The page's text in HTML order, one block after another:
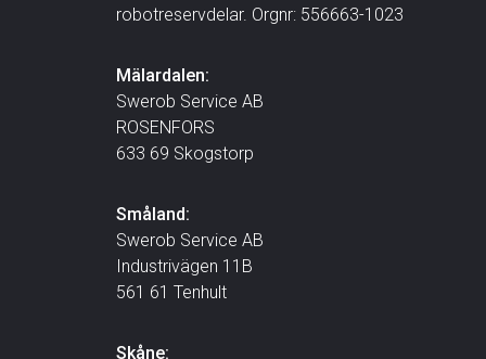
robotreservdelar. Orgnr: 556663-1023
Mälardalen:
Swerob Service AB
ROSENFORS
633 69 Skogstorp
Småland:
Swerob Service AB
Industrivägen 11B
561 61 Tenhult
Skåne: